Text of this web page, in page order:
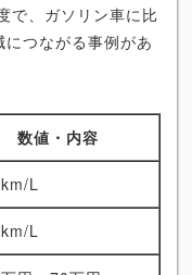
で、ガソリン車に比
つながる事例があ
数値・内容
L
L